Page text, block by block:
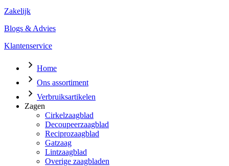
Zakelijk
Blogs & Advies
Klantenservice
Home
Ons assortiment
Verbruiksartikelen
Zagen
Cirkelzaagblad
Decoupeerzaagblad
Reciprozaagblad
Gatzaag
Lintzaagblad
Overige zaagbladen